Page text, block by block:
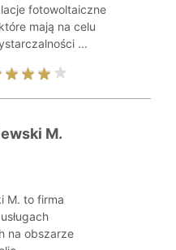
fotowoltaiczne
mają na celu
...
M.
M. to firma
na obszarze